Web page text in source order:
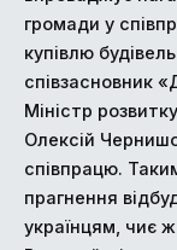
громади у
купівлю
співзасновник
Міністр
Олексій
співпрацю.
прагнення
українцям, чиє